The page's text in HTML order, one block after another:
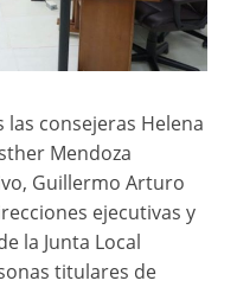
las consejeras Helena
Mendoza
Guillermo Arturo
ejecutivas y
la Junta Local
titulares de